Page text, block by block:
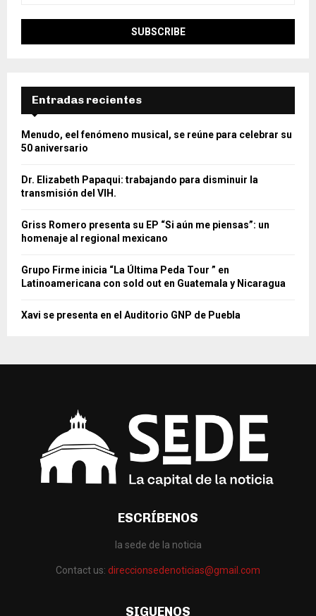
Entradas recientes
Menudo, eel fenómeno musical, se reúne para celebrar su
50 aniversario
Dr. Elizabeth Papaqui: trabajando para disminuir la
transmisión del VIH.
Griss Romero presenta su EP “Si aún me piensas”: un
homenaje al regional mexicano
Grupo Firme inicia “La Última Peda Tour ” en
Latinoamericana con sold out en Guatemala y Nicaragua
Xavi se presenta en el Auditorio GNP de Puebla
ESCRÍBENOS
la sede de la noticia
Contact us: direccionsedenoticias@gmail.com
SIGUENOS